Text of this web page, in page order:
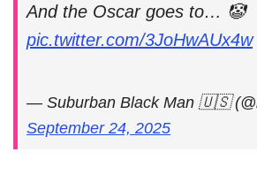
And the Oscar goes to… 🤡
pic.twitter.com/3JoHwAUx4w
— Suburban Black Man 🇺🇸
September 24, 2025